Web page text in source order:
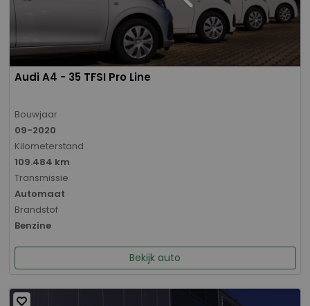
Audi A4 - 35 TFSI Pro Line
Bouwjaar
09-2020
Kilometerstand
109.484 km
Transmissie
Automaat
Brandstof
Benzine
Bekijk auto